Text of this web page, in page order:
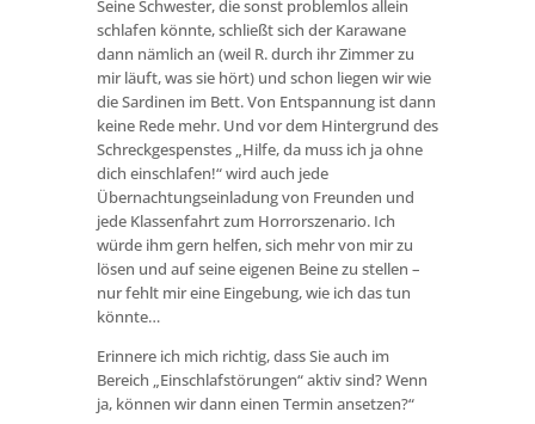
Seine Schwester, die sonst problemlos allein
schlafen könnte, schließt sich der Karawane
dann nämlich an (weil R. durch ihr Zimmer zu
mir läuft, was sie hört) und schon liegen wir wie
die Sardinen im Bett. Von Entspannung ist dann
keine Rede mehr. Und vor dem Hintergrund des
Schreckgespenstes „Hilfe, da muss ich ja ohne
dich einschlafen!“ wird auch jede
Übernachtungseinladung von Freunden und
jede Klassenfahrt zum Horrorszenario. Ich
würde ihm gern helfen, sich mehr von mir zu
lösen und auf seine eigenen Beine zu stellen –
nur fehlt mir eine Eingebung, wie ich das tun
könnte…
Erinnere ich mich richtig, dass Sie auch im
Bereich „Einschlafstörungen“ aktiv sind? Wenn
ja, können wir dann einen Termin ansetzen?“